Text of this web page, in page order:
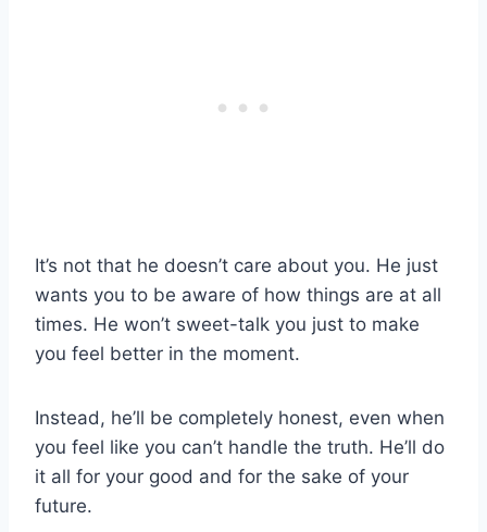
It’s not that he doesn’t care about you. He just
wants you to be aware of how things are at all
times. He won’t sweet-talk you just to make
you feel better in the moment.
Instead, he’ll be completely honest, even when
you feel like you can’t handle the truth. He’ll do
it all for your good and for the sake of your
future.